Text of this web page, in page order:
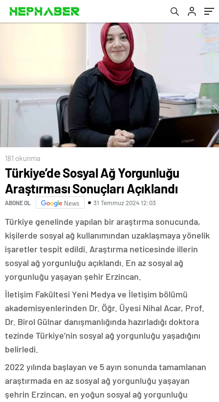
181 okunma
Türkiye’de Sosyal Ağ Yorgunluğu
Araştırması Sonuçları Açıklandı
ABONE OL News 31 Temmuz 2024 12:03
Türkiye genelinde yapılan bir araştırma sonucunda,
kişilerde sosyal ağ kullanımından uzaklaşmaya yönelik
işaretler tespit edildi. Araştırma neticesinde illerin
sosyal ağ yorgunluğu açıklandı. En az sosyal ağ
yorgunluğu yaşayan şehir Erzincan.
İletişim Fakültesi Yeni Medya ve İletişim bölümü
akademisyenlerinden Dr. Öğr. Üyesi Nihal Acar, Prof.
Dr. Birol Gülnar danışmanlığında hazırladığı doktora
tezinde Türkiye’nin sosyal ağ yorgunluğu yaşadığını
belirledi.
2022 yılında başlayan ve 5 ayın sonunda tamamlanan
araştırmada en az sosyal ağ yorgunluğu yaşayan
şehrin Erzincan, en yoğun sosyal ağ yorgunluğu